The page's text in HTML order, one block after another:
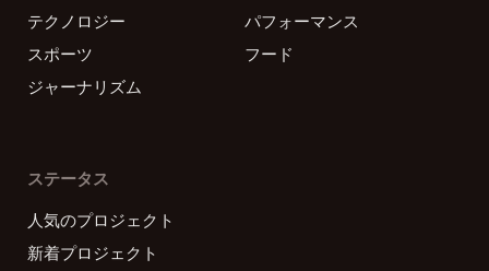
テクノロジー
パフォーマンス
スポーツ
フード
ジャーナリズム
ステータス
人気のプロジェクト
新着プロジェクト